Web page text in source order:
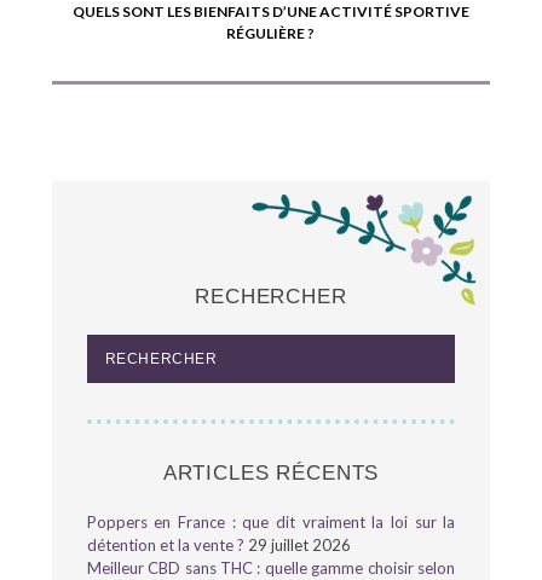
QUELS SONT LES BIENFAITS D’UNE ACTIVITÉ SPORTIVE
RÉGULIÈRE ?
RECHERCHER
ARTICLES RÉCENTS
Poppers en France : que dit vraiment la loi sur la
détention et la vente ? 29 juillet 2026
Meilleur CBD sans THC : quelle gamme choisir selon